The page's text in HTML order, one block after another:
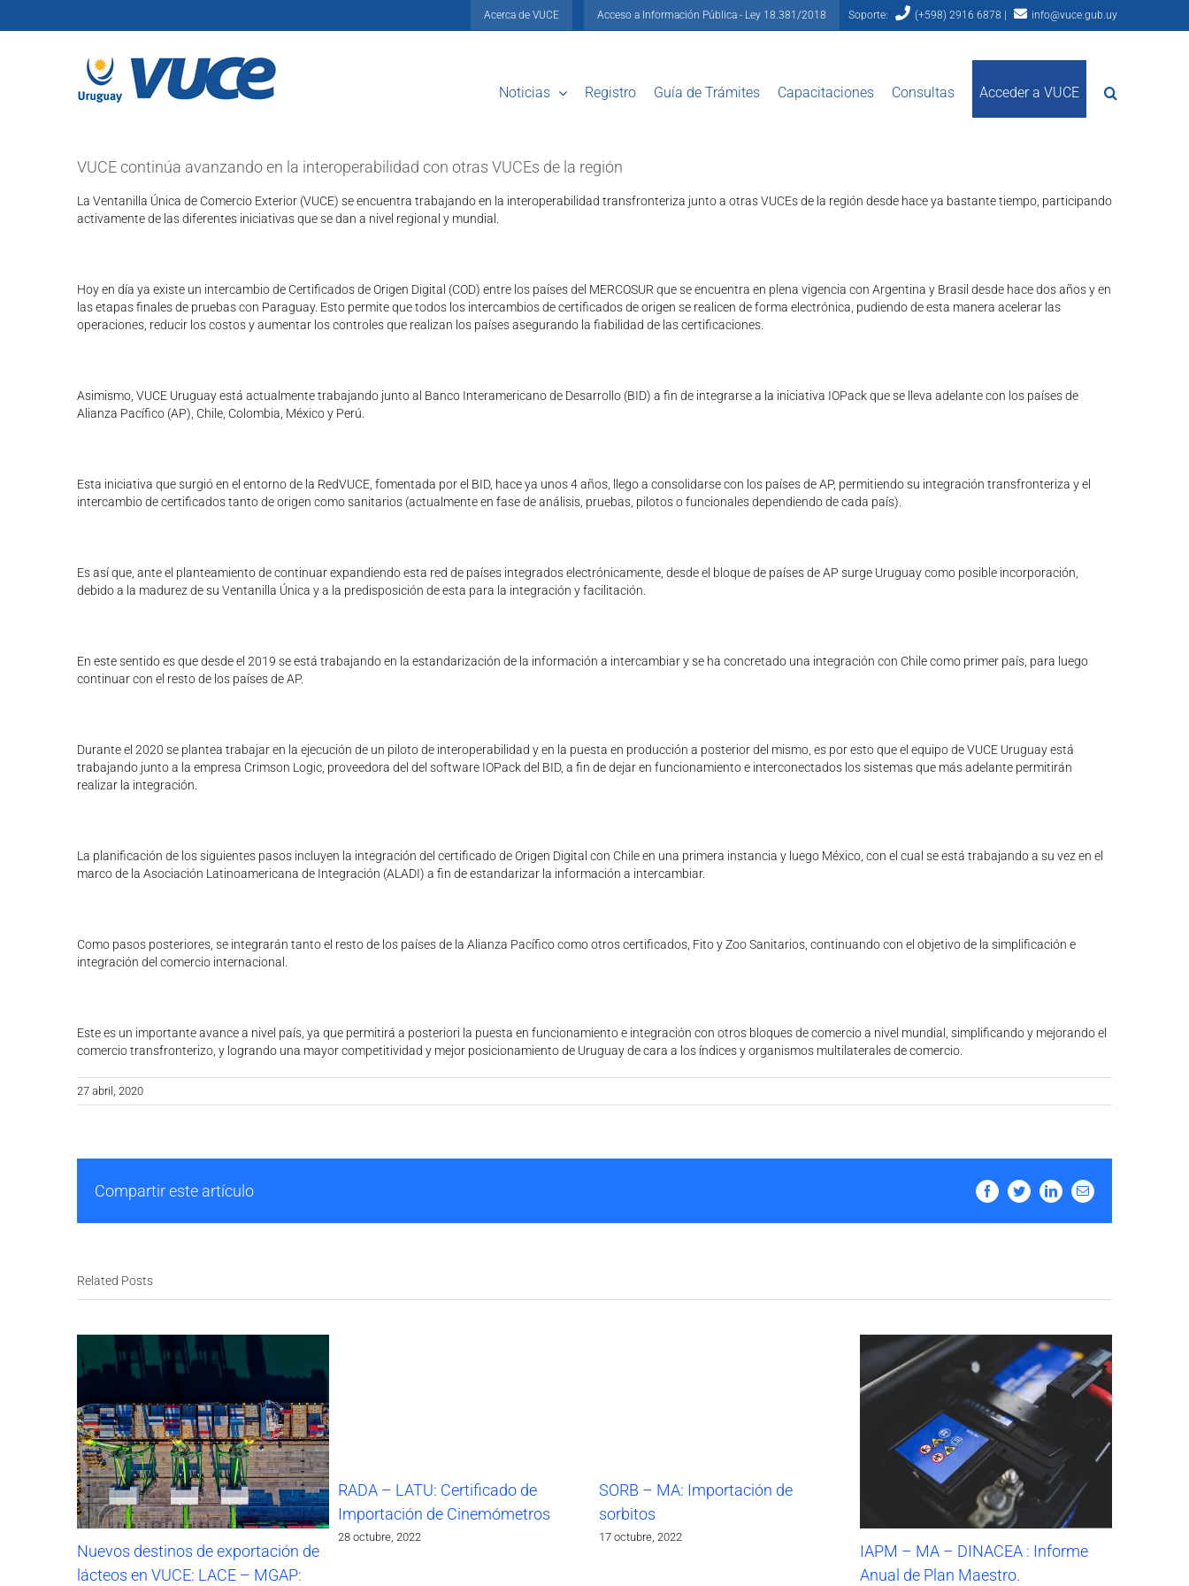
Acerca de VUCE Acceso a Información Pública - Ley 18.381/2018 Soporte: (+598) 2916 6878 | info@vuce.gub.uy
Noticias Registro Guía de Trámites Capacitaciones Consultas Acceder a VUCE
VUCE continúa avanzando en la interoperabilidad con otras VUCEs de la región
La Ventanilla Única de Comercio Exterior (VUCE) se encuentra trabajando en la interoperabilidad transfronteriza junto a otras VUCEs de la región desde hace ya bastante tiempo, participando
activamente de las diferentes iniciativas que se dan a nivel regional y mundial.
Hoy en día ya existe un intercambio de Certificados de Origen Digital (COD) entre los países del MERCOSUR que se encuentra en plena vigencia con Argentina y Brasil desde hace dos años y en
las etapas finales de pruebas con Paraguay. Esto permite que todos los intercambios de certificados de origen se realicen de forma electrónica, pudiendo de esta manera acelerar las
operaciones, reducir los costos y aumentar los controles que realizan los países asegurando la fiabilidad de las certificaciones.
Asimismo, VUCE Uruguay está actualmente trabajando junto al Banco Interamericano de Desarrollo (BID) a fin de integrarse a la iniciativa IOPack que se lleva adelante con los países de
Alianza Pacífico (AP), Chile, Colombia, México y Perú.
Esta iniciativa que surgió en el entorno de la RedVUCE, fomentada por el BID, hace ya unos 4 años, llego a consolidarse con los países de AP, permitiendo su integración transfronteriza y el
intercambio de certificados tanto de origen como sanitarios (actualmente en fase de análisis, pruebas, pilotos o funcionales dependiendo de cada país).
Es así que, ante el planteamiento de continuar expandiendo esta red de países integrados electrónicamente, desde el bloque de países de AP surge Uruguay como posible incorporación,
debido a la madurez de su Ventanilla Única y a la predisposición de esta para la integración y facilitación.
En este sentido es que desde el 2019 se está trabajando en la estandarización de la información a intercambiar y se ha concretado una integración con Chile como primer país, para luego
continuar con el resto de los países de AP.
Durante el 2020 se plantea trabajar en la ejecución de un piloto de interoperabilidad y en la puesta en producción a posterior del mismo, es por esto que el equipo de VUCE Uruguay está
trabajando junto a la empresa Crimson Logic, proveedora del del software IOPack del BID, a fin de dejar en funcionamiento e interconectados los sistemas que más adelante permitirán
realizar la integración.
La planificación de los siguientes pasos incluyen la integración del certificado de Origen Digital con Chile en una primera instancia y luego México, con el cual se está trabajando a su vez en el
marco de la Asociación Latinoamericana de Integración (ALADI) a fin de estandarizar la información a intercambiar.
Como pasos posteriores, se integrarán tanto el resto de los países de la Alianza Pacífico como otros certificados, Fito y Zoo Sanitarios, continuando con el objetivo de la simplificación e
integración del comercio internacional.
Este es un importante avance a nivel país, ya que permitirá a posteriori la puesta en funcionamiento e integración con otros bloques de comercio a nivel mundial, simplificando y mejorando el
comercio transfronterizo, y logrando una mayor competitividad y mejor posicionamiento de Uruguay de cara a los índices y organismos multilaterales de comercio.
27 abril, 2020
Compartir este artículo FacebookTwitterLinkedInEmail
Related Posts
Nuevos destinos de exportación de
lácteos en VUCE: LACE – MGAP:
RADA – LATU: Certificado de
Importación de Cinemómetros
28 octubre, 2022
SORB – MA: Importación de
sorbitos
17 octubre, 2022
IAPM – MA – DINACEA : Informe
Anual de Plan Maestro.